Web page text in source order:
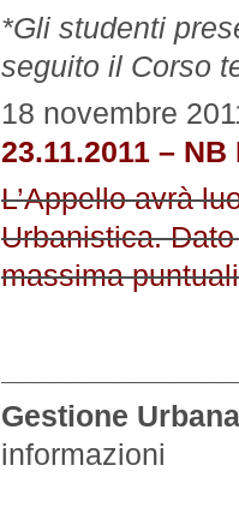
*Gli studenti
seguito il Corso
18 novembre
23.11.2011 –
L’Appello avrà
Urbanistica.
massima
Gestione
informazioni